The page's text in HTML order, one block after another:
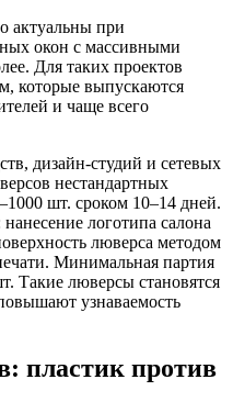
актуальны при
окон с массивными
Для таких проектов
которые выпускаются
и чаще всего
дизайн-студий и сетевых
нестандартных
шт. сроком 10–14 дней.
логотипа салона
люверса методом
Минимальная партия
Такие люверсы становятся
узнаваемость
пластик против